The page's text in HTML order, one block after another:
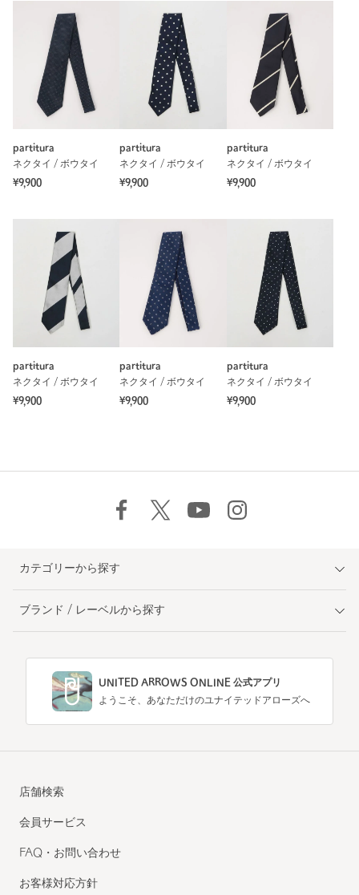
partitura
ネクタイ / ボウタイ
¥9,900
partitura
ネクタイ / ボウタイ
¥9,900
partitura
ネクタイ / ボウタイ
¥9,900
partitura
ネクタイ / ボウタイ
¥9,900
partitura
ネクタイ / ボウタイ
¥9,900
partitura
ネクタイ / ボウタイ
¥9,900
カテゴリーから探す
ブランド / レーベルから探す
UNITED ARROWS ONLINE 公式アプリ
ようこそ、あなただけのユナイテッドアローズへ
店舗検索
会員サービス
FAQ・お問い合わせ
お客様対応方針